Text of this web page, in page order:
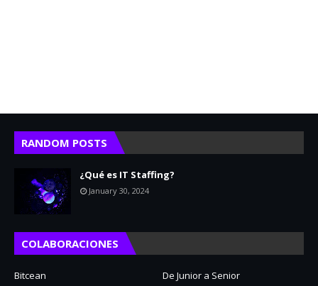
RANDOM POSTS
¿Qué es IT Staffing?
January 30, 2024
COLABORACIONES
Bitcean De Junior a Senior